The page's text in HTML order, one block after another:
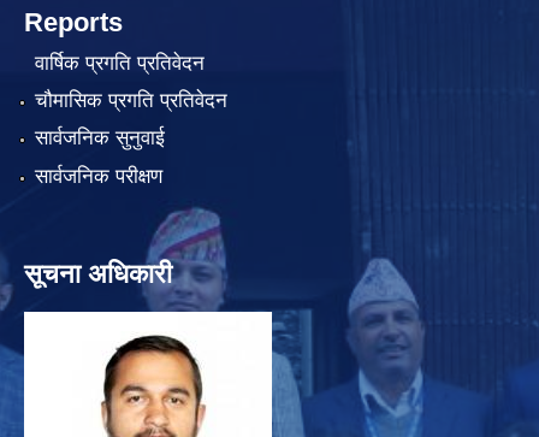
Reports
वार्षिक प्रगति प्रतिवेदन
चौमासिक प्रगति प्रतिवेदन
सार्वजनिक सुनुवाई
सार्वजनिक परीक्षण
सूचना अधिकारी